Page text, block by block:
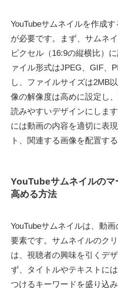
YouTubeサムネイルを作成
が必要です。まず、サムネ
ピクセル（16:9の縦横比）
ァイル形式はJPEG、GIF、
し、ファイルサイズは2MB
像の解像度は高めに設定し
読みやすいデザインにしま
には動画の内容を適切に表
ト、関連する画像を配置す
YouTubeサムネイルのマ
高める方法
YouTubeサムネイルは、動
要素です。サムネイルのク
は、視聴者の興味を引くデ
ず、タイトルやテキストに
つけるキーワードを盛り込